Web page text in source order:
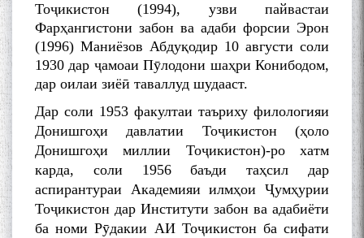
Тоҷикистон (1994), узви пайвастаи
Фарҳангистони забон ва адаби форсии Эрон
(1996) Маниёзов Абдуқодир 10 августи соли
1930 дар ҷамоаи Пӯлодони шаҳри Конибодом,
дар оилаи зиёӣ таваллуд шудааст.
Дар соли 1953 факултаи таъриху филологияи
Донишгоҳи давлатии Тоҷикистон (ҳоло
Донишгоҳи миллии Тоҷикистон)-ро хатм
карда, соли 1956 баъди таҳсил дар
аспирантураи Академияи илмҳои Ҷумҳурии
Тоҷикистон дар Институти забон ва адабиёти
ба номи Рӯдакии АИ Тоҷикистон ба сифати